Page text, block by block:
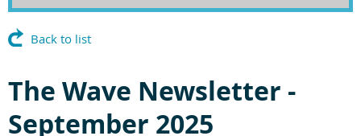
Back to list
The Wave Newsletter -
September 2025